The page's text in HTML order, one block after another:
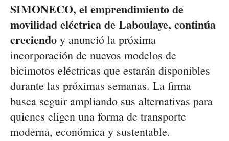
SIMONECO, el emprendimiento de
movilidad eléctrica de Laboulaye, continúa
creciendo y anunció la próxima
incorporación de nuevos modelos de
bicimotos eléctricas que estarán disponibles
durante las próximas semanas. La firma
busca seguir ampliando sus alternativas para
quienes eligen una forma de transporte
moderna, económica y sustentable.